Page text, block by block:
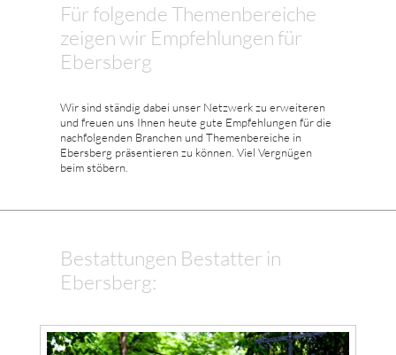
Für folgende Themenbereiche
zeigen wir Empfehlungen für
Ebersberg
Wir sind ständig dabei unser Netzwerk zu erweiteren
und freuen uns Ihnen heute gute Empfehlungen für die
nachfolgenden Branchen und Themenbereiche in
Ebersberg präsentieren zu können. Viel Vergnügen
beim stöbern.
Bestattungen Bestatter in
Ebersberg: